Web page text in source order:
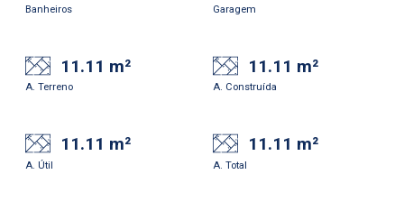
Banheiros Garagem
11.11 m²
A. Terreno
11.11 m²
A. Construída
11.11 m²
A. Útil
11.11 m²
A. Total